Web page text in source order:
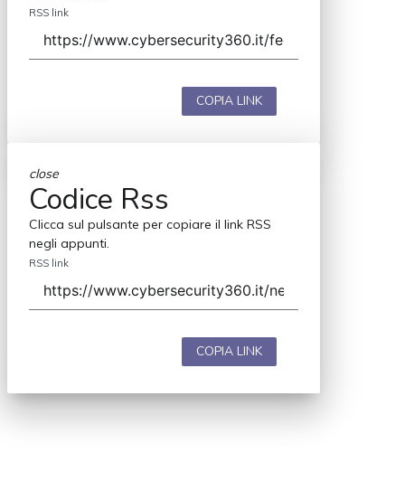
RSS link
COPIA LINK
close
Codice Rss
Clicca sul pulsante per copiare il link RSS
negli appunti.
RSS link
COPIA LINK